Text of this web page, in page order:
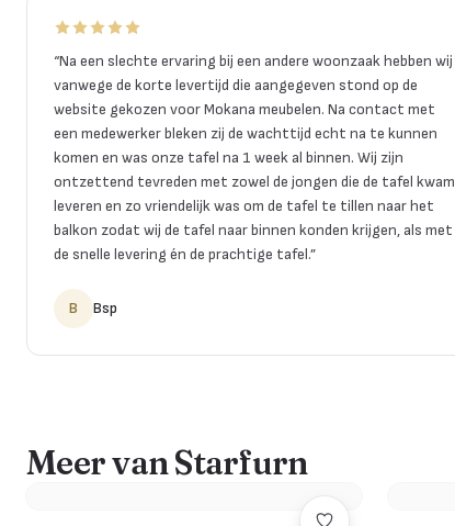
“Na een slechte ervaring bij een andere woonzaak hebben wij
vanwege de korte levertijd die aangegeven stond op de
website gekozen voor Mokana meubelen. Na contact met
een medewerker bleken zij de wachttijd echt na te kunnen
komen en was onze tafel na 1 week al binnen. Wij zijn
ontzettend tevreden met zowel de jongen die de tafel kwam
leveren en zo vriendelijk was om de tafel te tillen naar het
balkon zodat wij de tafel naar binnen konden krijgen, als met
de snelle levering én de prachtige tafel.”
B Bsp
Meer van Starfurn